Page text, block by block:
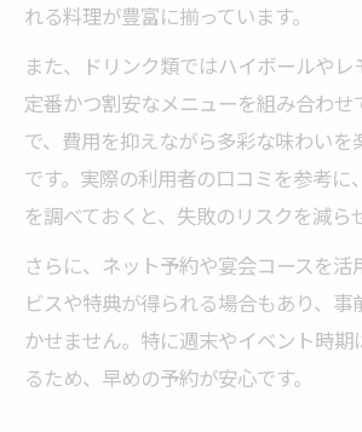
れる料理が豊富に揃っています。
また、ドリンク類ではハイボールやレ
定番かつ割安なメニューを組み合わせ
で、費用を抑えながら多彩な味わいを
です。実際の利用者の口コミを参考に
を調べておくと、失敗のリスクを減ら
さらに、ネット予約や宴会コースを活
ビスや特典が得られる場合もあり、
かせません。特に週末やイベント時
るため、早めの予約が安心です。